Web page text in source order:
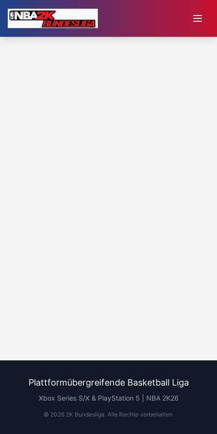
Plattformübergreifende Basketball Liga
Xbox Series S/X & PlayStation 5 | NBA 2K26
© 20262K Bundesliga. Alle Rechte vorbehalten.